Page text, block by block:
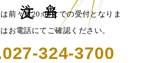
前々日20:00までの受付となりま
お電話にてご確認ください。
324-3700